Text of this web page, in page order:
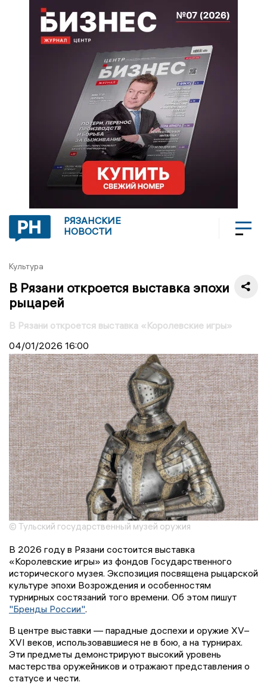
РЯЗАНСКИЕ
НОВОСТИ
Культура
В Рязани откроется выставка эпохи
рыцарей
В Рязани откроется выставка «Королевские игры»
04/01/2026 16:00
© Тульский государственный музей оружия
В 2026 году в Рязани состоится выставка
«Королевские игры» из фондов Государственного
исторического музея. Экспозиция посвящена рыцарской
культуре эпохи Возрождения и особенностям
турнирных состязаний того времени. Об этом пишут
"Бренды России".
В центре выставки — парадные доспехи и оружие XV–
XVI веков, использовавшиеся не в бою, а на турнирах.
Эти предметы демонстрируют высокий уровень
мастерства оружейников и отражают представления о
статусе и чести.